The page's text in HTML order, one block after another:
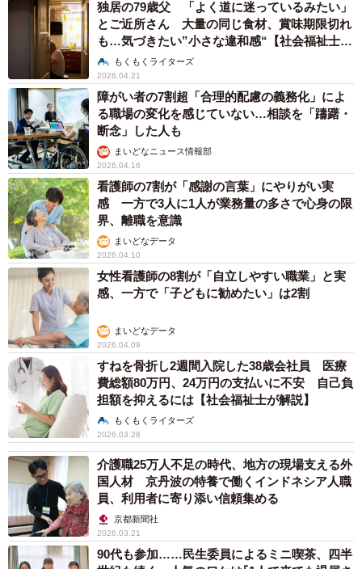
独居の79歳父 「よく道に迷っているみたい」
とご近所さん 大量の同じ食材、賞味期限切れ
も…気づきたい”小さな違和感“【社会福祉士が
解説】もくもくライターズ
2026.04.21
障がい者の7割超「合理的配慮の義務化」によ
る職場の変化を感じていない…相談を「躊躇・
断念」した人も
まいどなニュース情報部
2026.04.16
看護師の7割が「感謝の言葉」にやりがい実
感 一方で3人に1人が業務量の多さで心身の限
界、離職を意識
まいどなデータ
2026.04.10
女性看護師の8割が「自立しやすい職業」と実
感、一方で「子どもに勧めたい」は2割
まいどなデータ
2026.04.09
すねを骨折し2週間入院した38歳会社員 医療
費総額80万円、24万円の支払いに不安 自己負
担額を抑えるには【社会福祉士が解説】
もくもくライターズ
2026.03.28
介護職25万人不足の時代、地方の現場支える外
国人材 京丹波の特養で働くインドネシア人職
員、利用者に寄り添い信頼集める
京都新聞社
2026.03.21
90代も参加……民生委員によるミニ喫茶、四半